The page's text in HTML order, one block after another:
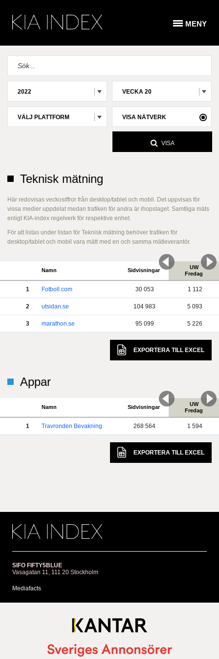
MENY
VISA
2022 VECKA 20
VÄLJ PLATTFORM VISA NÄTVERK
Teknisk mätning
Här redovisas veckosiffror från desktop/tablet och mobil. Det uppvisas för
vissa medier uppdelat medan trafiken för andra är ihopslaget. Samtliga mäts
enligt KIA-index regelverk för respektive enhet.
För att listas under listan för Teknisk mätning behöver trafiken för
desktop/tablet och mobil vara mätt med en och samma mätleverantör.
Namn Sidvisningar
UW
Fredag
1 Fotboll.com 30 053 1 112
2 utsidan.se 104 983 5 093
3 marathon.se 95 099 5 226
EXPORTERA TILL EXCEL
Appar
Namn Sidvisningar
UW
Fredag
1 Travronden Bevakning 268 564 1 594
EXPORTERA TILL EXCEL
SIFO FIFTY5BLUE
Vasagatan 11, 111 20 Stockholm
Mediafacts